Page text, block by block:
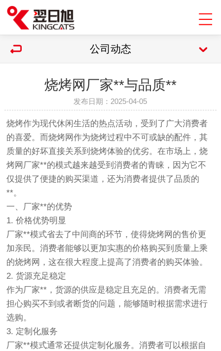
公司动态
烧烤网厂家**与品质**
发布日期：2025-04-05
烧烤作为现代休闲生活的热点活动，受到了广大消费者
的喜爱。而烧烤网作为烧烤过程中不可或缺的配件，其
质量的好坏直接关系到烧烤体验的优劣。在市场上，烧
烤网厂家**的模式越来越受到消费者的青睐，因为它不
仅提供了便捷的购买渠道，还为消费者提供了品质的
**。
一、厂家**的优势
1. 价格优势明显
厂家**模式省去了中间商的环节，使得烧烤网的售价更
加亲民。消费者能够以更加实惠的价格购买到质量上乘
的烧烤网，这在很大程度上提高了消费者的购买体验。
2. 货源充足稳定
作为厂家**，货源的供应是稳定且充足的。消费者无需
担心购买不到或者断货的问题，能够随时根据需求进行
选购。
3. 定制化服务
厂家**模式通常还提供定制化服务。消费者可以根据自